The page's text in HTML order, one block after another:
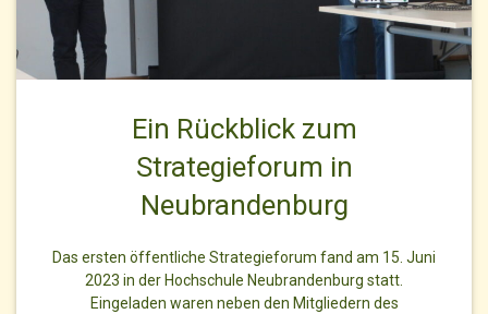
Ein Rückblick zum
Strategieforum in
Neubrandenburg
Das ersten öffentliche Strategieforum fand am 15. Juni
2023 in der Hochschule Neubrandenburg statt.
Eingeladen waren neben den Mitgliedern des